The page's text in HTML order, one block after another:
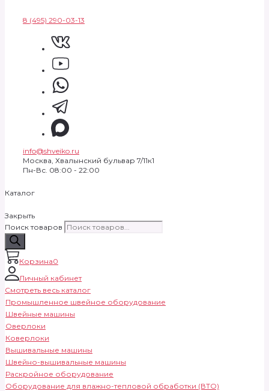
8 (495) 290-03-13
info@shveiko.ru
Москва, Хвалынский бульвар 7/11к1
Пн-Вс. 08:00 - 22:00
Каталог
Закрыть
Поиск товаров
Корзина0
Личный кабинет
Смотреть весь каталог
Промышленное швейное оборудование
Швейные машины
Оверлоки
Коверлоки
Вышивальные машины
Швейно-вышивальные машины
Раскройное оборудование
Оборудование для влажно-тепловой обработки (ВТО)